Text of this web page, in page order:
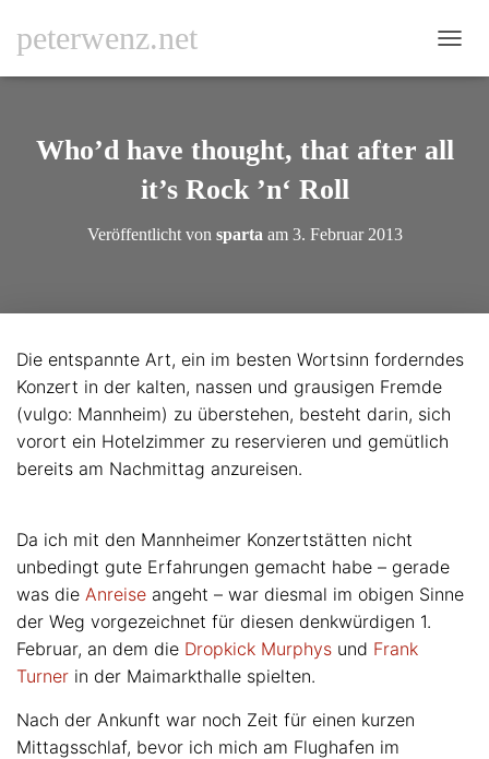
peterwenz.net
A
G
A
A
Who’d have thought, that after all
it’s Rock ’n‘ Roll
Veröffentlicht von sparta am 3. Februar 2013
Die entspannte Art, ein im besten Wortsinn forderndes
Konzert in der kalten, nassen und grausigen Fremde
(vulgo: Mannheim) zu überstehen, besteht darin, sich
vorort ein Hotelzimmer zu reservieren und gemütlich
bereits am Nachmittag anzureisen.
Da ich mit den Mannheimer Konzertstätten nicht
unbedingt gute Erfahrungen gemacht habe – gerade
was die Anreise angeht – war diesmal im obigen Sinne
der Weg vorgezeichnet für diesen denkwürdigen 1.
Februar, an dem die Dropkick Murphys und Frank
Turner in der Maimarkthalle spielten.
Nach der Ankunft war noch Zeit für einen kurzen
Mittagsschlaf, bevor ich mich am Flughafen im